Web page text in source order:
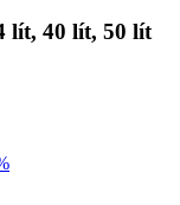
lít, 40 lít, 50 lít